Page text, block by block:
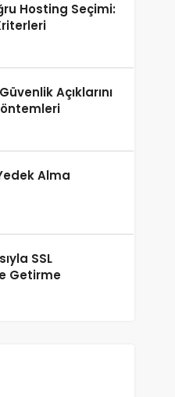
Hosting Seçimi:
Açıklarını
Alma
SSL
Getirme